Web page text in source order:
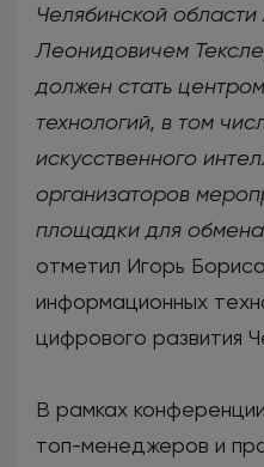
Челябинской
Леонидовичем
должен стать
технологий, в том
искусственного
организаторов
площадки для
отметил Игорь
информационных
цифрового развития
В рамках
топ-менеджеров и